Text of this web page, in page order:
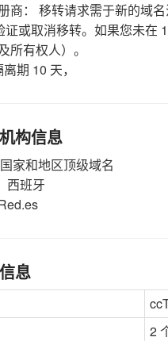
商： 移转请求需于新的域
证或取消移转。如果您未在
所有权人）。
期 10 天，
构信息
家和地区顶级域名
西班牙
息
2